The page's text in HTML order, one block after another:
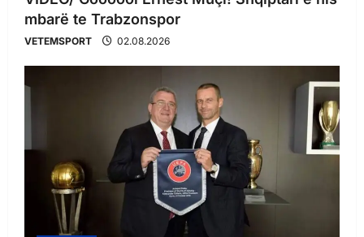
mbarë te Trabzonspor
VETEMSPORT 02.08.2026